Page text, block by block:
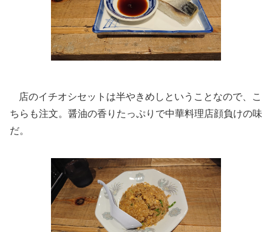
店のイチオシセットは半やきめしということなので、こ
ちらも注文。醤油の香りたっぷりで中華料理店顔負けの味
だ。